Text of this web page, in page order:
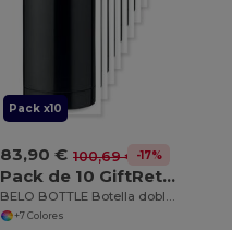
Pack x10
83,90 € 100,69 € -17%
Pack de 10 GiftRetail MO9812
BELO BOTTLE Botella doble pared 500 ml
+7 Colores